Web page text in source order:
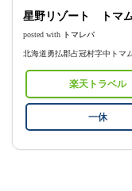
星野リゾート トマ
posted with トマレバ
北海道勇払郡占冠村字中トマ
楽天トラベル
一休